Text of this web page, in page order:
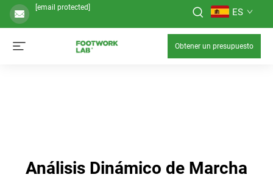
[email protected] ES
Obtener un presupuesto
Análisis Dinámico de Marcha